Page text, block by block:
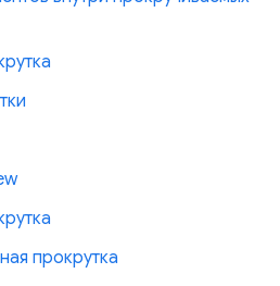
прокрутка